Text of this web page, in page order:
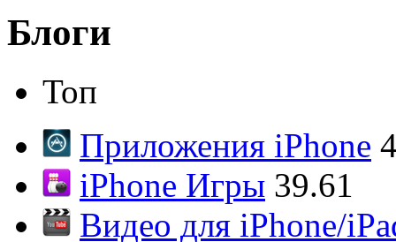
Блоги
Топ
Приложения iPhone
iPhone Игры 39.61
Видео для iPhone/